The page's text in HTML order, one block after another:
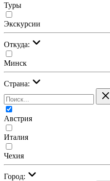
Туры
Экскурсии
Откуда:
Минск
Страна:
Австрия
Италия
Чехия
Город: